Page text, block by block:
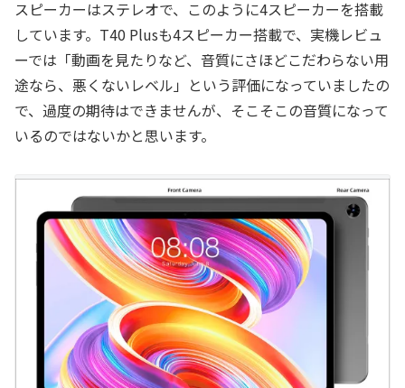
スピーカーはステレオで、このように4スピーカーを搭載
しています。T40 Plusも4スピーカー搭載で、実機レビュ
ーでは「動画を見たりなど、音質にさほどこだわらない用
途なら、悪くないレベル」という評価になっていましたの
で、過度の期待はできませんが、そこそこの音質になって
いるのではないかと思います。